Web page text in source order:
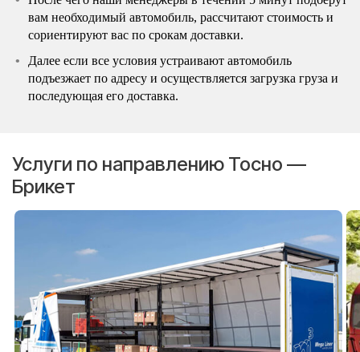
вам необходимый автомобиль, рассчитают стоимость и
сориентируют вас по срокам доставки.
Далее если все условия устраивают автомобиль
подъезжает по адресу и осуществляется загрузка груза и
последующая его доставка.
Услуги по направлению Тосно —
Брикет